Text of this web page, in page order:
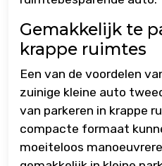
Gemakkelijk te
krappe ruimtes
Een van de voordelen
zuinige kleine auto
van parkeren in krappe
compacte formaat
moeiteloos